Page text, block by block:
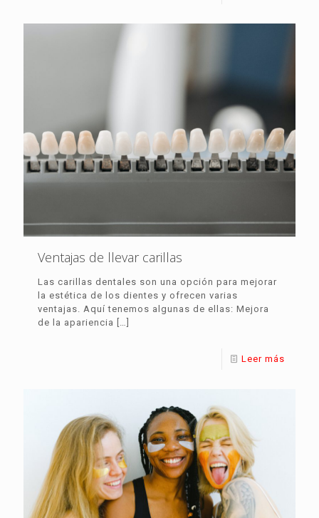
Ventajas de llevar carillas
Las carillas dentales son una opción para mejorar
la estética de los dientes y ofrecen varias
ventajas. Aquí tenemos algunas de ellas: Mejora
de la apariencia
Leer más